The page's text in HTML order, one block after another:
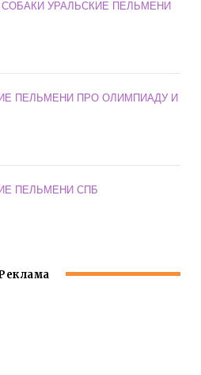
УРАЛЬСКИЕ ПЕЛЬМЕНИ
ПЕЛЬМЕНИ ПРО ОЛИМПИАДУ И
ПЕЛЬМЕНИ СПБ